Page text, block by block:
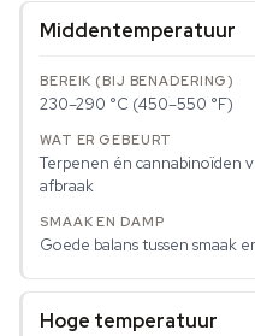
Middentemperatuur
230–290 °C (450–550 °F)
Terpenen én cannabinoïden
afbraak
Goede balans tussen smaak
Hoge temperatuur